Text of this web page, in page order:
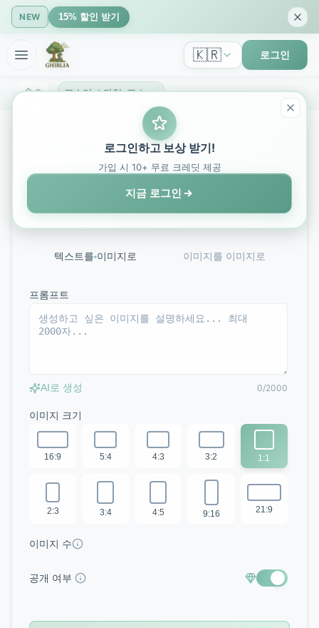
NEW 15% 할인 받기
🇰🇷 로그인
홈 포스터 스타일: 포스터 스타일 AI 생성기로 멋진 비주얼 디자인 만들기 - GhibliIA
Poster Style
나노 바나나
Powered by Advanced AI Poster Design Technology
텍스트를 이미지로 이미지를 이미지로
프롬프트
AI로 생성 0/2000
이미지 크기
16:9 5:4 4:3 3:2 1:1
2:3 3:4 4:5 9:16 21:9
이미지 수
공개 여부
로그인하고 보상 받기!
가입 시 10+ 무료 크레딧 제공
지금 로그인